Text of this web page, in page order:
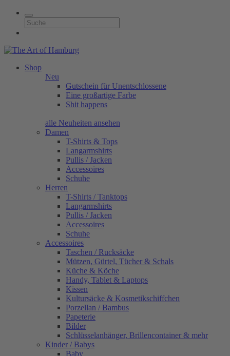
Shop
Neu
Gutschein für Unentschlossene
Eine großartige Farbe
Shit happens
alle Neuheiten ansehen
Damen
T-Shirts & Tops
Langarmshirts
Pullis / Jacken
Accessoires
Schuhe
Herren
T-Shirts / Tanktops
Langarmshirts
Pullis / Jacken
Accessoires
Schuhe
Accessoires
Taschen / Rucksäcke
Mützen, Gürtel, Tücher & Schals
Küche & Köche
Handy, Tablet & Laptops
Kissen
Kultursäcke & Kosmetikschiffchen
Porzellan / Bambus
Papeterie
Bilder
Schlüsselanhänger, Brillencontainer & mehr
Kinder / Babys
Baby